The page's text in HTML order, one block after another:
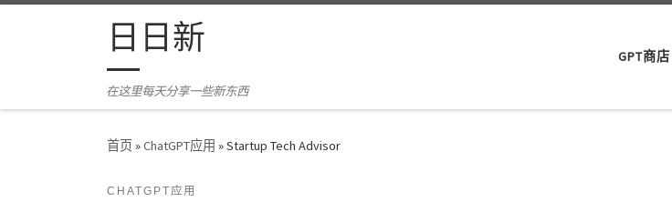
Skip to content日日新
在这里每天分享一些新东西
GPT商店
首页»ChatGPT应用 »Startup Tech Advisor
CHATGPT应用